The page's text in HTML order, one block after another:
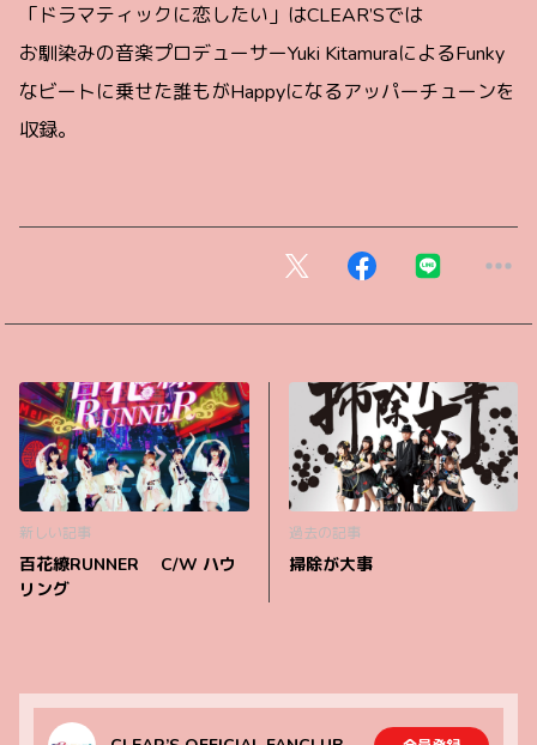
「ドラマティックに恋したい」はCLEAR’Sでは
お馴染みの音楽プロデューサーYuki KitamuraによるFunky
なビートに乗せた誰もがHappyになるアッパーチューンを
収録。
新しい記事
百花繚RUNNER C/W ハウ
リング
過去の記事
掃除が大事